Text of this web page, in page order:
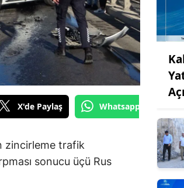
X'de Paylaş Whatsapp'tan
zincirleme trafik
sonucu üçü Rus